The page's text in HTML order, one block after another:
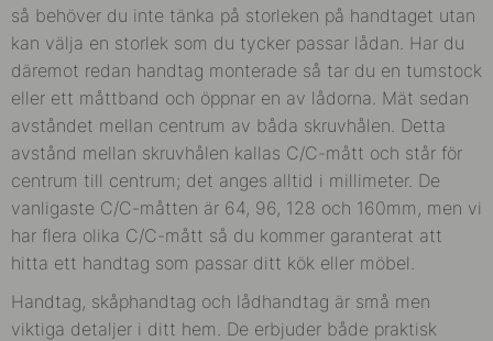
så behöver du inte tänka på storleken på handtaget utan
kan välja en storlek som du tycker passar lådan. Har du
däremot redan handtag monterade så tar du en tumstock
eller ett måttband och öppnar en av lådorna. Mät sedan
avståndet mellan centrum av båda skruvhålen. Detta
avstånd mellan skruvhålen kallas C/C-mått och står för
centrum till centrum; det anges alltid i millimeter. De
vanligaste C/C-måtten är 64, 96, 128 och 160mm, men vi
har flera olika C/C-mått så du kommer garanterat att
hitta ett handtag som passar ditt kök eller möbel.
Handtag, skåphandtag och lådhandtag är små men
viktiga detaljer i ditt hem. De erbjuder både praktisk